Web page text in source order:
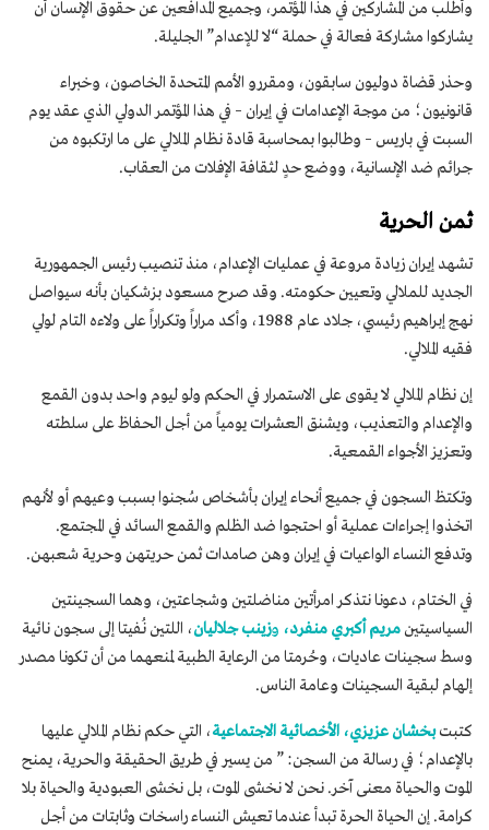
وأطلب من المشاركين في هذا المؤتمر، وجميع المدافعين عن حقوق الإنسان أن
يشاركوا مشاركة فعالة في حملة “لا للإعدام” الجليلة.
وحذر قضاة دوليون سابقون، ومقررو الأمم المتحدة الخاصون، وخبراء
قانونيون؛ من موجة الإعدامات في إيران – في هذا المؤتمر الدولي الذي عقد يوم
السبت في باريس – وطالبوا بمحاسبة قادة نظام الملالي على ما ارتكبوه من
جرائم ضد الإنسانية، ووضع حدٍ لثقافة الإفلات من العقاب.
ثمن الحرية
تشهد إيران زيادة مروعة في عمليات الإعدام، منذ تنصيب رئيس الجمهورية
الجديد للملالي وتعيين حكومته. وقد صرح مسعود بزشكيان بأنه سيواصل
نهج إبراهيم رئيسي، جلاد عام 1988، وأكد مراراً وتكراراً على ولاءه التام لولي
فقيه الملالي.
إن نظام الملالي لا يقوى على الاستمرار في الحكم ولو ليوم واحد بدون القمع
والإعدام والتعذيب، ويشنق العشرات يومياً من أجل الحفاظ على سلطته
وتعزيز الأجواء القمعية.
وتكتظ السجون في جميع أنحاء إيران بأشخاص سُجنوا بسبب وعيهم أو لأنهم
اتخذوا إجراءات عملية أو احتجوا ضد الظلم والقمع السائد في المجتمع.
وتدفع النساء الواعيات في إيران وهن صامدات ثمن حريتهن وحرية شعبهن.
في الختام، دعونا نتذكر امرأتين مناضلتين وشجاعتين، وهما السجينتين
السياسيتين مريم أكبري منفرد، وزينب جلاليان، اللتين نُفيتا إلى سجون نائية
وسط سجينات عاديات، وحُرمتا من الرعاية الطبية لمنعهما من أن تكونا مصدر
إلهام لبقية السجينات وعامة الناس.
كتبتبخشان عزيزي، الأخصائية الاجتماعية، التي حكم نظام الملالي عليها
بالإعدام؛ في رسالة من السجن: ” من يسير في طريق الحقيقة والحرية، يمنح
الموت والحياة معنى آخر. نحن لا نخشى الموت، بل نخشى العبودية والحياة بلا
كرامة. إن الحياة الحرة تبدأ عندما تعيش النساء راسخات وثابتات من أجل